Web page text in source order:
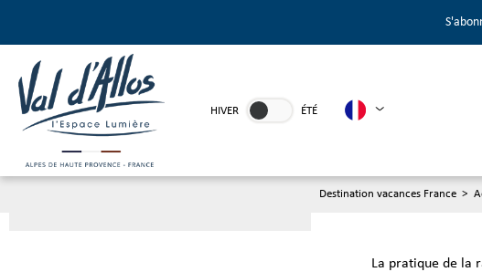
HIVER ÉTÉ
Destination vacances France >
La pratique de la